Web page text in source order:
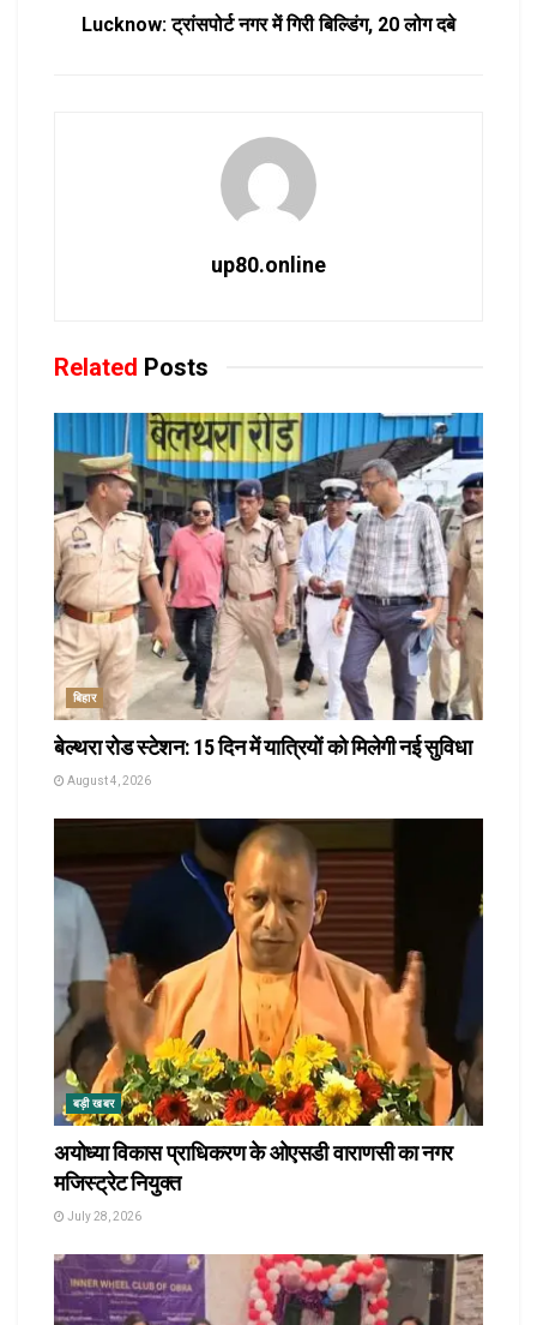
Lucknow: ट्रांसपोर्ट नगर में गिरी बिल्डिंग, 20 लोग दबे
up80.online
Related Posts
बिहार
बेल्थरा रोड स्टेशन: 15 दिन में यात्रियों को मिलेगी नई सुविधा
August 4, 2026
बड़ी खबर
अयोध्या विकास प्राधिकरण के ओएसडी वाराणसी का नगर
मजिस्ट्रेट नियुक्त
July 28, 2026